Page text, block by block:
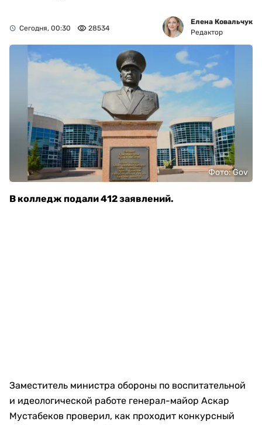
Сегодня, 00:30 28534
Елена Ковальчук
Редактор
Фото: Gov
В колледж подали 412 заявлений.
Заместитель министра обороны по воспитательной
и идеологической работе генерал-майор Аскар
Мустабеков проверил, как проходит конкурсный